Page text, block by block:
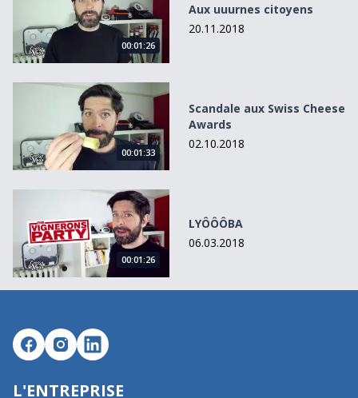
00:01:26
Aux uuurnes citoyens
20.11.2018
Scandale aux Swiss Cheese Awards
00:01:33
Scandale aux Swiss Cheese
Awards
02.10.2018
00:01:26
LYÔÔÔBA
06.03.2018
L'ENTREPRISE